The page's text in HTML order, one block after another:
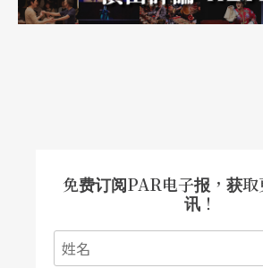
免费订阅PAR电子报，获
讯！